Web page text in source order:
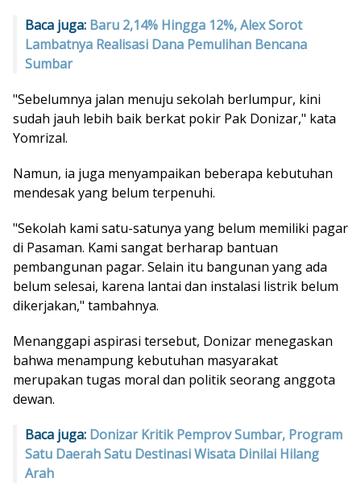
Baca juga: Baru 2,14% Hingga 12%, Alex Sorot
Lambatnya Realisasi Dana Pemulihan Bencana
Sumbar
"Sebelumnya jalan menuju sekolah berlumpur, kini
sudah jauh lebih baik berkat pokir Pak Donizar," kata
Yomrizal.
Namun, ia juga menyampaikan beberapa kebutuhan
mendesak yang belum terpenuhi.
"Sekolah kami satu-satunya yang belum memiliki pagar
di Pasaman. Kami sangat berharap bantuan
pembangunan pagar. Selain itu bangunan yang ada
belum selesai, karena lantai dan instalasi listrik belum
dikerjakan," tambahnya.
Menanggapi aspirasi tersebut, Donizar menegaskan
bahwa menampung kebutuhan masyarakat
merupakan tugas moral dan politik seorang anggota
dewan.
Baca juga: Donizar Kritik Pemprov Sumbar, Program
Satu Daerah Satu Destinasi Wisata Dinilai Hilang
Arah